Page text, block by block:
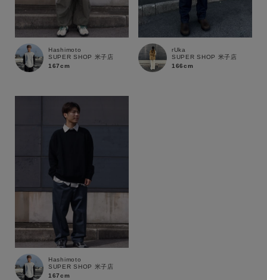
Hashimoto
SUPER SHOP 米子店
167cm
rUka
SUPER SHOP 米子店
166cm
Hashimoto
SUPER SHOP 米子店
167cm